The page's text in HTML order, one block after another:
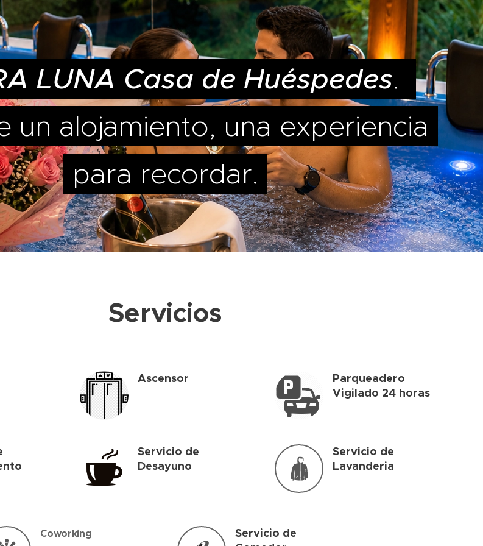
LUNA Casa de Huéspedes.
un alojamiento, una experiencia
para recordar.
Servicios
Ascensor
Parqueadero
Vigilado 24 horas
.
Servicio de
Desayuno
Servicio de
Lavanderia
Coworking
Servicio de